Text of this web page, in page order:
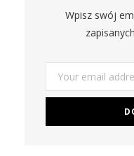
Wpisz swój